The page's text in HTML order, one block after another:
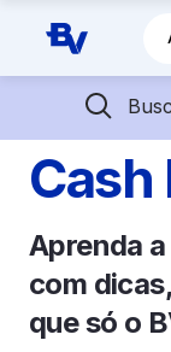
Pular para o
Barra de
Descubra
Empréstimos
Financiamentos
Empresas
Aprenda
com
que só o